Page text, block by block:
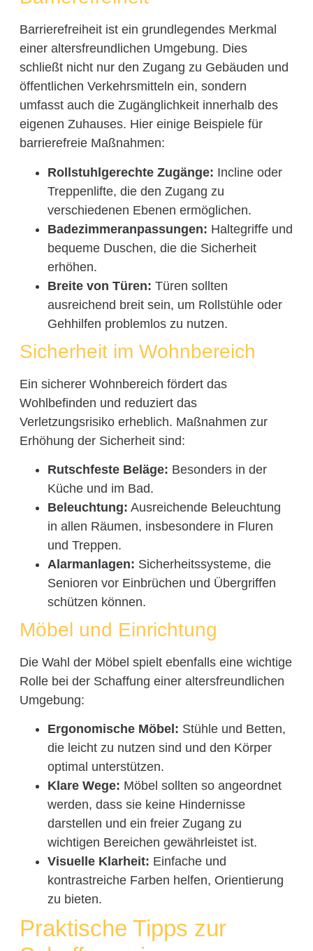
Barrierefreiheit ist ein grundlegendes Merkmal
einer altersfreundlichen Umgebung. Dies
schließt nicht nur den Zugang zu Gebäuden und
öffentlichen Verkehrsmitteln ein, sondern
umfasst auch die Zugänglichkeit innerhalb des
eigenen Zuhauses. Hier einige Beispiele für
barrierefreie Maßnahmen:
Rollstuhlgerechte Zugänge: Incline oder
Treppenlifte, die den Zugang zu
verschiedenen Ebenen ermöglichen.
Badezimmeranpassungen: Haltegriffe und
bequeme Duschen, die die Sicherheit
erhöhen.
Breite von Türen: Türen sollten
ausreichend breit sein, um Rollstühle oder
Gehhilfen problemlos zu nutzen.
Sicherheit im Wohnbereich
Ein sicherer Wohnbereich fördert das
Wohlbefinden und reduziert das
Verletzungsrisiko erheblich. Maßnahmen zur
Erhöhung der Sicherheit sind:
Rutschfeste Beläge: Besonders in der
Küche und im Bad.
Beleuchtung: Ausreichende Beleuchtung
in allen Räumen, insbesondere in Fluren
und Treppen.
Alarmanlagen: Sicherheitssysteme, die
Senioren vor Einbrüchen und Übergriffen
schützen können.
Möbel und Einrichtung
Die Wahl der Möbel spielt ebenfalls eine wichtige
Rolle bei der Schaffung einer altersfreundlichen
Umgebung:
Ergonomische Möbel: Stühle und Betten,
die leicht zu nutzen sind und den Körper
optimal unterstützen.
Klare Wege: Möbel sollten so angeordnet
werden, dass sie keine Hindernisse
darstellen und ein freier Zugang zu
wichtigen Bereichen gewährleistet ist.
Visuelle Klarheit: Einfache und
kontrastreiche Farben helfen, Orientierung
zu bieten.
Praktische Tipps zur